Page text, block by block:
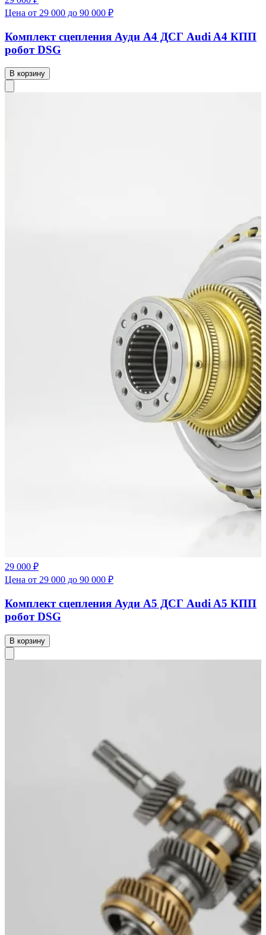
Цена от 29 000 до 90 000 ₽
Комплект сцепления Ауди А4 ДСГ Audi A4 КПП
робот DSG
В корзину
29 000 ₽
Цена от 29 000 до 90 000 ₽
Комплект сцепления Ауди А5 ДСГ Audi A5 КПП
робот DSG
В корзину